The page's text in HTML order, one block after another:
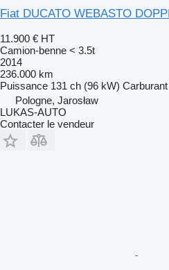
Fiat DUCATO WEBASTO
11.900 € HT
Camion-benne < 3.5t
2014
236.000 km
Puissance 131 ch (96 kW) Carburant
Pologne, Jarosław
LUKAS-AUTO
Contacter le vendeur